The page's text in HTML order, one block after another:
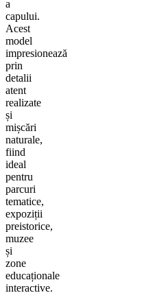
a
capului.
Acest
model
impresionează
prin
detalii
atent
realizate
și
mișcări
naturale,
fiind
ideal
pentru
parcuri
tematice,
expoziții
preistorice,
muzee
și
zone
educaționale
interactive.